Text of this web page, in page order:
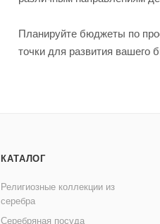
Планируйте бюджеты по
точки для развития вашего
КАТАЛОГ
Религиозные коллекции из
серебра
Серебряная посуда